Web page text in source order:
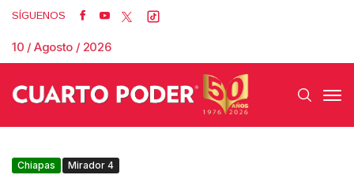
SÍGUENOS
10 / Agosto / 2026
Chiapas Mirador 4